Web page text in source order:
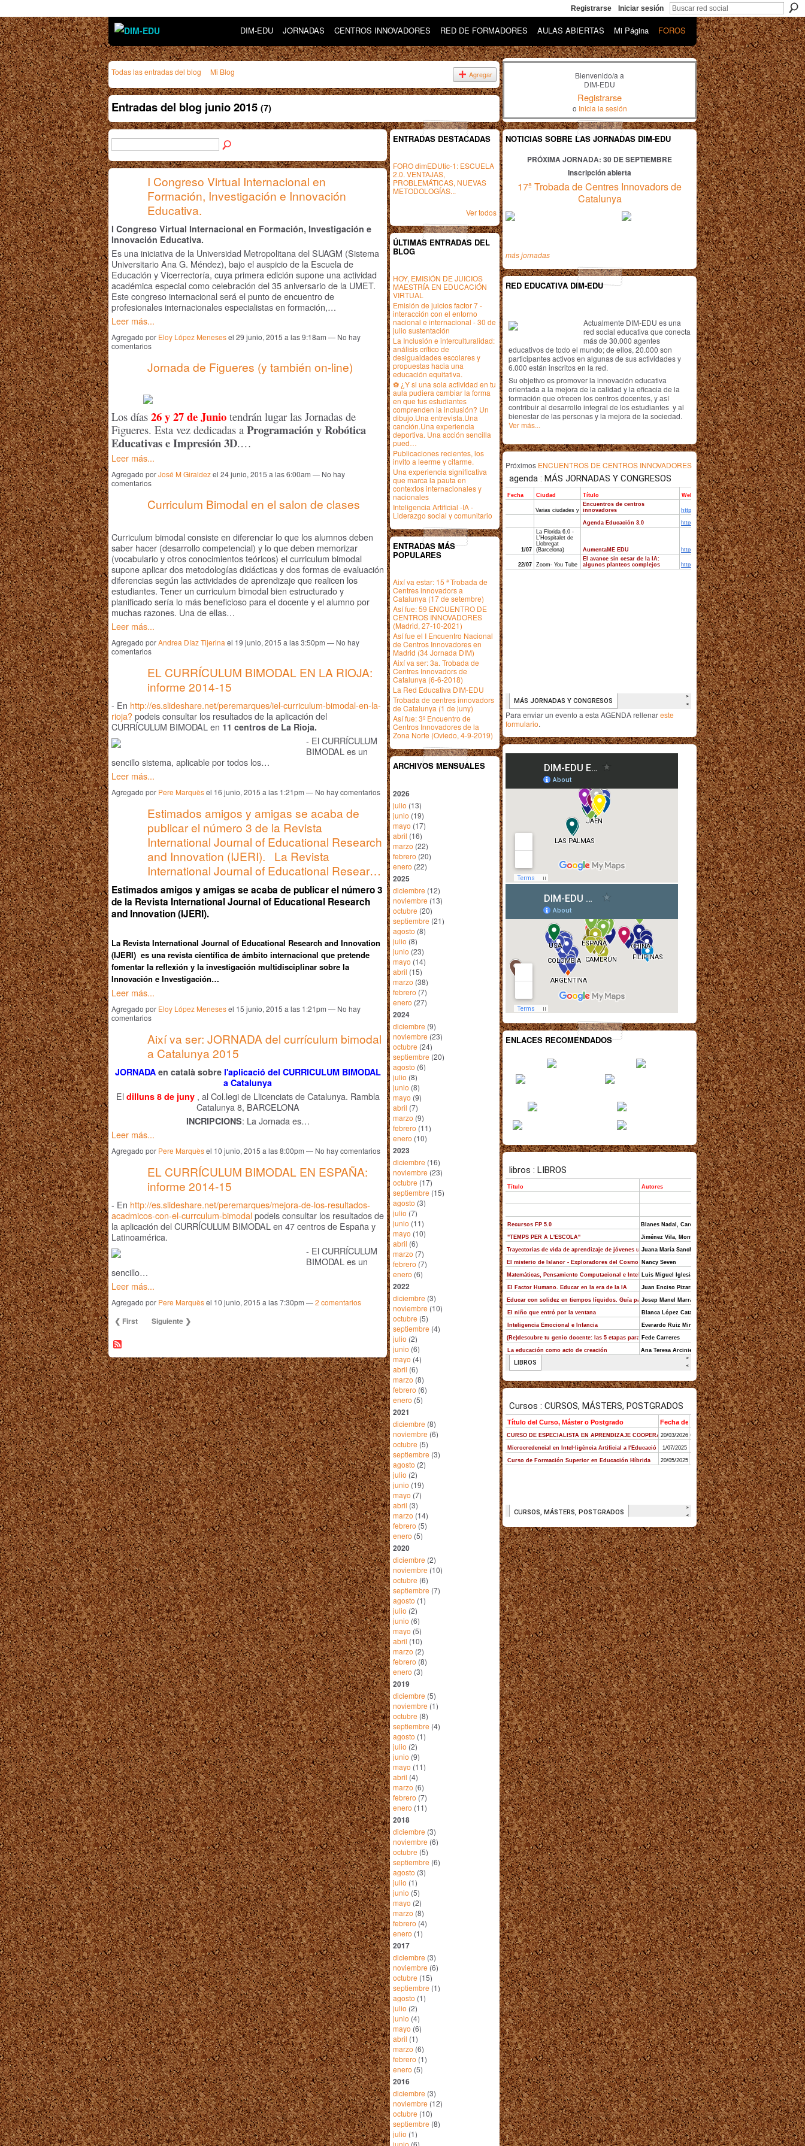
Registrarse Iniciar sesión
DIM-EDU JORNADAS CENTROS INNOVADORES RED DE FORMADORES AULAS ABIERTAS Mi Página FOROS
Todas las entradas del blog Mi Blog Agregar
Entradas del blog junio 2015 (7)
I Congreso Virtual Internacional en
Formación, Investigación e Innovación
Educativa.
I Congreso Virtual Internacional en Formación, Investigación e
Innovación Educativa.
Es una iniciativa de la Universidad Metropolitana del SUAGM (Sistema
Universitario Ana G. Méndez), bajo el auspicio de la Escuela de
Educación y Vicerrectoría, cuya primera edición supone una actividad
académica especial como celebración del 35 aniversario de la UMET.
Este congreso internacional será el punto de encuentro de
profesionales internacionales especialistas en formación,…
Leer más...
Agregado por Eloy López Menesesel 29 junio, 2015 a las 9:18am — No hay
comentarios
Jornada de Figueres (y también on-line)
Los días 26 y 27 de Junio tendrán lugar las Jornadas de
Figueres. Esta vez dedicadas a Programación y Robótica
Educativas e Impresión 3D.…
Leer más...
Agregado porJosé M Giraldezel 24 junio, 2015 a las 6:00am — No hay
comentarios
Curriculum Bimodal en el salon de clases
Curriculum bimodal consiste en diferenciar lo que los alumnos deben
saber hacer (desarrollo competencial) y lo que deben memorizar
(vocabulario y otros conocimientos teóricos) el curriculum bimodal
supone aplicar dos metodologías didácticas y dos formas de evaluación
diferencias según las actividades de aprendizaje que realicen los
estudiantes. Tener un curriculum bimodal bien estructurado y
planificado sería lo más beneficioso para el docente y el alumno por
muchas razones. Una de ellas…
Leer más...
Agregado porAndrea Díaz Tijerina el 19 junio, 2015 a las 3:50pm — No hay
comentarios
EL CURRÍCULUM BIMODAL EN LA RIOJA:
informe 2014-15
- En http://es.slideshare.net/peremarques/iel-curriculum-bimodal-en-la-
rioja?podeis consultar los resultados de la aplicación del
CURRÍCULUM BIMODAL en 11 centros de La Rioja.
- El CURRÍCULUM
BIMODAL es un
sencillo sistema, aplicable por todos los…
Leer más...
Agregado por Pere Marquèsel 16 junio, 2015 a las 1:21pm — No hay comentarios
Estimados amigos y amigas se acaba de
publicar el número 3 de la Revista
International Journal of Educational Research
and Innovation (IJERI). La Revista
International Journal of Educational Resear…
Estimados amigos y amigas se acaba de publicar el número 3
de la Revista International Journal of Educational Research
and Innovation (IJERI).
La Revista International Journal of Educational Research and Innovation
(IJERI) es una revista científica de ámbito internacional que pretende
fomentar la reflexión y la investigación multidisciplinar sobre la
Innovación e Investigación…
Leer más...
Agregado por Eloy López Menesesel 15 junio, 2015 a las 1:21pm — No hay
comentarios
Així va ser: JORNADA del currículum bimodal
a Catalunya 2015
JORNADAen català sobre l'aplicació del CURRICULUM BIMODAL
a Catalunya
El dilluns 8 de juny, al Col.legi de Llicenciats de Catalunya. Rambla
Catalunya 8, BARCELONA
INCRIPCIONS: La Jornada es…
Leer más...
Agregado por Pere Marquèsel 10 junio, 2015 a las 8:00pm — No hay comentarios
EL CURRÍCULUM BIMODAL EN ESPAÑA:
informe 2014-15
- En http://es.slideshare.net/peremarques/mejora-de-los-resultados-
acadmicos-con-el-currculum-bimodalpodeis consultar los resultados de
la aplicación del CURRÍCULUM BIMODAL en 47 centros de España y
Latinoamérica.
- El CURRÍCULUM
BIMODAL es un
sencillo…
Leer más...
Agregado por Pere Marquèsel 10 junio, 2015 a las 7:30pm —2 comentarios
❮ First Siguiente ❯
ENTRADAS DESTACADAS
FORO dimEDUtic-1: ESCUELA
2.0. VENTAJAS,
PROBLEMÁTICAS, NUEVAS
METODOLOGÍAS...
Ver todos
ÚLTIMAS ENTRADAS DEL
BLOG
HOY, EMISIÓN DE JUICIOS
MAESTRÍA EN EDUCACIÓN
VIRTUAL
Emisión de juicios factor 7 -
interacción con el entorno
nacional e internacional - 30 de
julio sustentación
La Inclusión e interculturalidad:
análisis crítico de
desigualdades escolares y
propuestas hacia una
educación equitativa.
⚽ ¿Y si una sola actividad en tu
aula pudiera cambiar la forma
en que tus estudiantes
comprenden la inclusión? Un
dibujo.Una entrevista.Una
canción.Una experiencia
deportiva. Una acción sencilla
pued…
Publicaciones recientes, los
invito a leerme y citarme.
Una experiencia significativa
que marca la pauta en
contextos internacionales y
nacionales
Inteligencia Artificial -IA -
Liderazgo social y comunitario
ENTRADAS MÁS
POPULARES
Així va estar: 15 ª Trobada de
Centres innovadors a
Catalunya (17 de setembre)
Así fue: 59 ENCUENTRO DE
CENTROS INNOVADORES
(Madrid, 27-10-2021)
Así fue el I Encuentro Nacional
de Centros Innovadores en
Madrid (34 Jornada DIM)
Així va ser: 3a. Trobada de
Centres Innovadors de
Catalunya (6-6-2018)
La Red Educativa DIM-EDU
Trobada de centres innovadors
de Catalunya (1 de juny)
Así fue: 3º Encuentro de
Centros Innovadores de la
Zona Norte (Oviedo, 4-9-2019)
ARCHIVOS MENSUALES
2026
julio (13)
junio (19)
mayo (17)
abril (16)
marzo (22)
febrero (20)
enero (22)
2025
diciembre (12)
noviembre (13)
octubre (20)
septiembre (21)
agosto (8)
julio (8)
junio (23)
mayo (14)
abril (15)
marzo (38)
febrero (7)
enero (27)
2024
diciembre (9)
noviembre (23)
octubre (24)
septiembre (20)
agosto (6)
julio (8)
junio (8)
mayo (9)
abril (7)
marzo (9)
febrero (11)
enero (10)
2023
diciembre (16)
noviembre (23)
octubre (17)
septiembre (15)
agosto (3)
julio (7)
junio (11)
mayo (10)
abril (6)
marzo (7)
febrero (7)
enero (6)
2022
diciembre (3)
noviembre (10)
octubre (5)
septiembre (4)
julio (2)
junio (6)
mayo (4)
abril (6)
marzo (8)
febrero (6)
enero (5)
2021
diciembre (8)
noviembre (6)
octubre (5)
septiembre (3)
agosto (2)
julio (2)
junio (19)
mayo (7)
abril (3)
marzo (14)
febrero (5)
enero (5)
2020
diciembre (2)
noviembre (10)
octubre (6)
septiembre (7)
agosto (1)
julio (2)
junio (6)
mayo (5)
abril (10)
marzo (2)
febrero (8)
enero (3)
2019
diciembre (5)
noviembre (1)
octubre (8)
septiembre (4)
agosto (1)
julio (2)
junio (9)
mayo (11)
abril (4)
marzo (6)
febrero (7)
enero (11)
2018
diciembre (3)
noviembre (6)
octubre (5)
septiembre (6)
agosto (3)
julio (1)
junio (5)
mayo (2)
marzo (8)
febrero (4)
enero (1)
2017
diciembre (3)
noviembre (6)
octubre (15)
septiembre (1)
agosto (1)
julio (2)
junio (4)
mayo (6)
abril (1)
marzo (6)
febrero (1)
enero (5)
2016
diciembre (3)
noviembre (12)
octubre (10)
septiembre (8)
julio (1)
junio (6)
Bienvenido/a a
DIM-EDU
Registrarse
o Inicia la sesión
NOTICIAS SOBRE LAS JORNADAS DIM-EDU
PRÓXIMA JORNADA: 30 DE SEPTIEMBRE
Inscripción abierta
17ª Trobada de Centres Innovadors de
Catalunya
más jornadas
RED EDUCATIVA DIM-EDU
Actualmente DIM-EDU es una
red social educativa que conecta
más de 30.000 agentes
educativos de todo el mundo; de ellos, 20.000 son
participantes activos en algunas de sus actividades y
6.000 están inscritos en la red.
Su objetivo es promover la innovación educativa
orientada a la mejora de la calidad y la eficacia de la
formación que ofrecen los centros docentes, y así
contribuir al desarrollo integral de los estudiantes y al
bienestar de las personas y la mejora de la sociedad.
Ver más...
Próximos ENCUENTROS DE CENTROS INNOVADORES
Para enviar un evento a esta AGENDA rellenareste
formulario.
ENLACES RECOMENDADOS